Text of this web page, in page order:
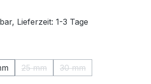
Lieferzeit: 1-3 Tage
25 mm
(Diese Option ist zurzeit nicht
30 mm
(Diese Option ist